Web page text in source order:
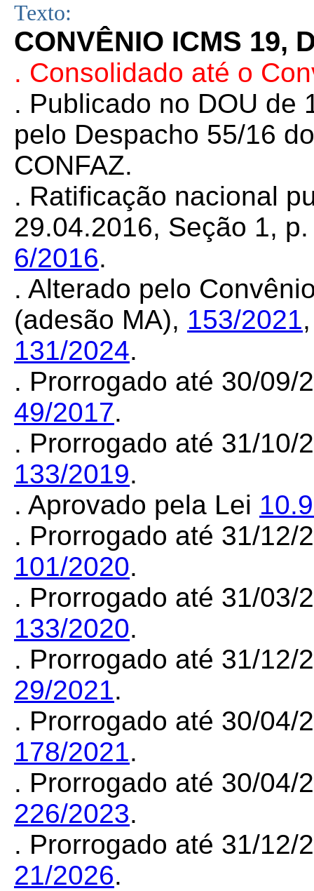
Texto:
CONVÊNIO ICMS 19,
. Consolidado até o
. Publicado no DOU de
pelo Despacho 55/16
CONFAZ.
. Ratificação nacional
29.04.2016, Seção 1,
6/2016.
. Alterado pelo
(adesão MA), 153/2021
131/2024.
. Prorrogado até 30/09/
49/2017.
. Prorrogado até 31/10/
133/2019.
. Aprovado pela Lei
. Prorrogado até 31/12/
101/2020.
. Prorrogado até 31/03/
133/2020.
. Prorrogado até 31/12/
29/2021.
. Prorrogado até 30/04/
178/2021.
. Prorrogado até 30/04/
226/2023.
. Prorrogado até 31/12/
21/2026.